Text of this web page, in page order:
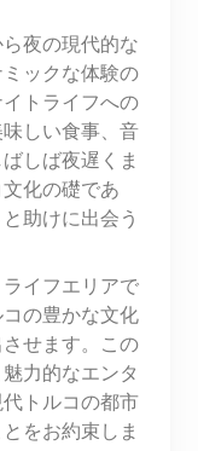
夜の現代的な
ックな体験の
トライフへの
しい食事、音
しば夜遅くま
化の礎であ
助けに出会う
イフエリアで
の豊かな文化
せます。この
力的なエンタ
トルコの都市
をお約束しま